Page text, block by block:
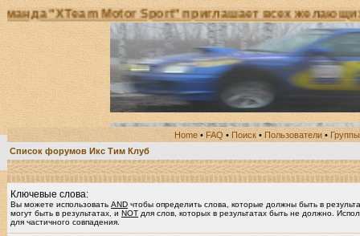
Motor Sport" приглашает всех желающих
Home • FAQ • Поиск • Пользователи • Группы
Список форумов Икс Тим Клуб
Ключевые слова:
Вы можете использовать AND чтобы определить слова, которые должны быть в
могут быть в результатах, и NOT для слов, которых в результатах быть не должно.
для частичного совпадения.